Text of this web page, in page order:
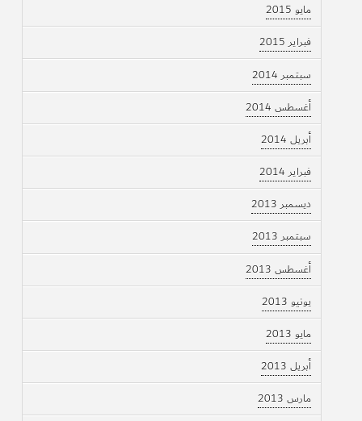
مايو 2015
فبراير 2015
سبتمبر 2014
أغسطس 2014
أبريل 2014
فبراير 2014
ديسمبر 2013
سبتمبر 2013
أغسطس 2013
يونيو 2013
مايو 2013
أبريل 2013
مارس 2013